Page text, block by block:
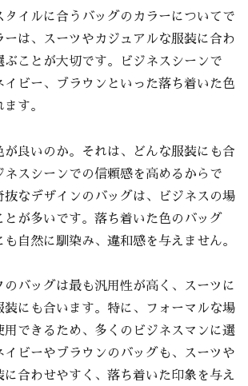
タイルに合うバッグのカラーについてで
ーは、スーツやカジュアルな服装に合わ
ぶことが大切です。ビジネスシーンで
イビー、ブラウンといった落ち着いた色
す。
が良いのか。それは、どんな服装にも合
ネスシーンでの信頼感を高めるからで
抜なデザインのバッグは、ビジネスの場
とが多いです。落ち着いた色のバッグ
自然に馴染み、違和感を与えません。
バッグは最も汎用性が高く、スーツに
装にも合います。特に、フォーマルな場
用できるため、多くのビジネスマンに選
イビーやブラウンのバッグも、スーツや
に合わせやすく、落ち着いた印象を与え